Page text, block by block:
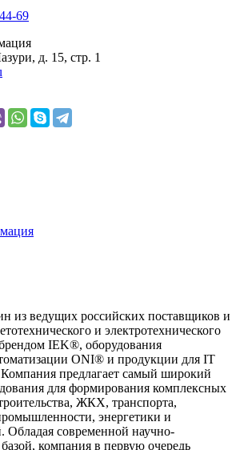
69
д. 15, стр. 1
из ведущих российских поставщиков и
и электротехнического
IEK®, оборудования
ONI® и продукции для IT
предлагает самый широкий
для формирования комплексных
ЖКХ, транспорта,
энергетики и
Обладая современной научно-
компания в первую очередь